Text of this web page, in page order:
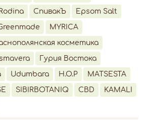
СпивакЪ Epsom Salt
MYRICA
косметика
Гурия Востока
Udumbara H.O.P MATSESTA
SIBIRBOTANIQ CBD KAMALI